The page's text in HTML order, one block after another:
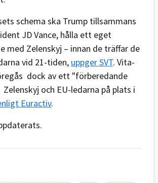
schema ska Trump tillsammans
JD Vance, hålla ett eget
med Zelenskyj – innan de träffar de
vid 21-tiden, uppger SVT. Vita-
dock av ett "förberedande
och EU-ledarna på plats i
Euractiv.